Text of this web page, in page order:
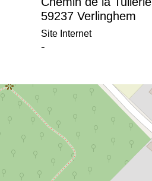
59237 Verlinghem
Site Internet
-